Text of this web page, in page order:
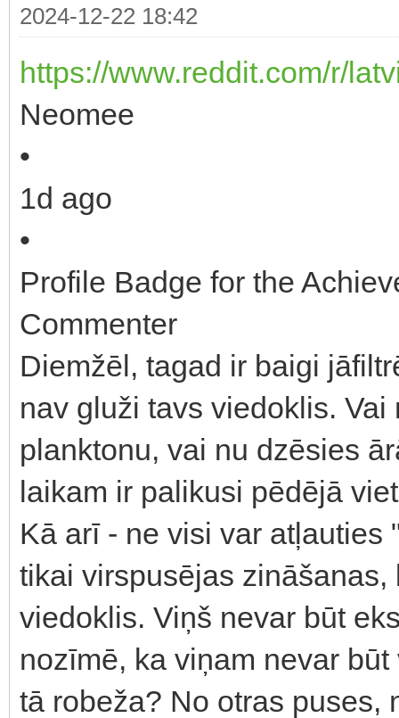
2024-12-22 18:42
https://www.reddit.com/r/
Neomee
•
1d ago
•
Profile Badge for the
Commenter
Diemžēl, tagad ir baigi
nav gluži tavs viedoklis.
planktonu, vai nu dzēsies
laikam ir palikusi pēdējā
Kā arī - ne visi var
tikai virspusējas
viedoklis. Viņš nevar būt
nozīmē, ka viņam nevar
tā robeža? No otras puses,